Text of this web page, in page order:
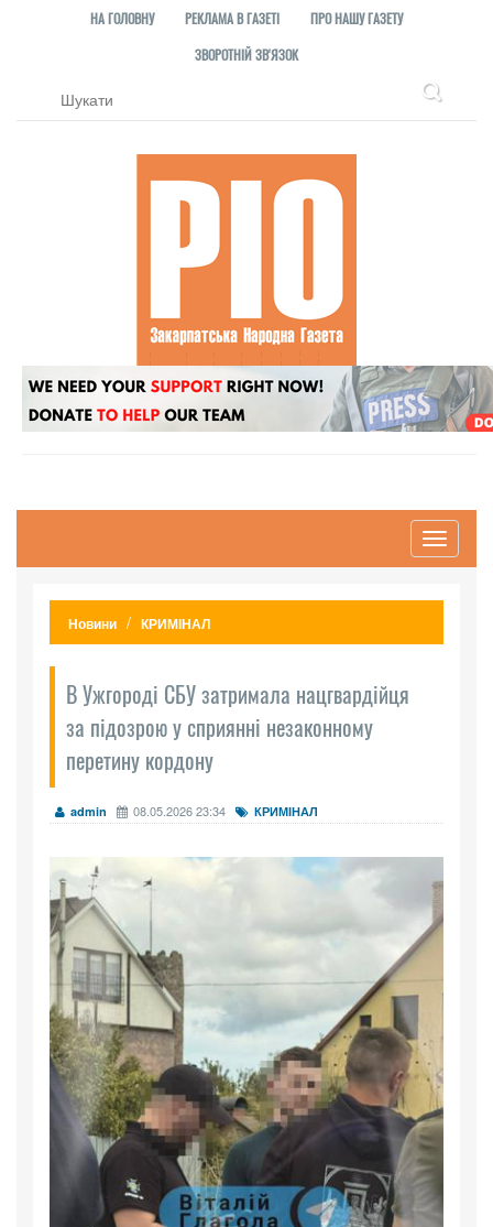
НА ГОЛОВНУ РЕКЛАМА В ГАЗЕТІ
ПРО НАШУ ГАЗЕТУ
ЗВОРОТНІЙ ЗВ'ЯЗОК
Toggle
Новини КРИМІНАЛ
В Ужгороді СБУ затримала нацгвардійця
за підозрою у сприянні незаконному
перетину кордону
admin 08.05.2026 23:34 КРИМІНАЛ